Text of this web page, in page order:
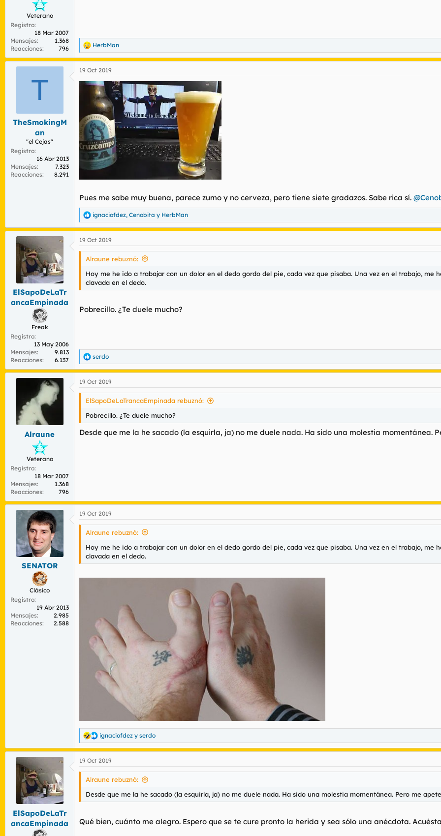
Veterano
Registro
18 Mar 2007
Mensajes
1.368
Reacciones
796
R
e
a
c
c
s
:
HerbMan
T
TheSmokingM
an
"el Cejas"
Registro
16 Abr 2013
Mensajes
7.323
Reacciones
8.291
19 Oct 2019
Pues me sabe muy buena, parece zumo y no cerveza, pero tiene siete gradazos. Sabe rica sí.
R
e
a
c
c
e
s
ignaciofdez, Cenobita y HerbMan
ElSapoDeLaTr
ancaEmpinada
Freak
Registro
13 May 2006
Mensajes
9.813
Reacciones
6.137
19 Oct 2019
Alraune rebuznó:
Hoy me he ido a trabajar con un dolor en el dedo gordo del pie, cada vez que pisaba. Una vez en el trabajo, me
clavada en el dedo.
Pobrecillo. ¿Te duele mucho?
R
e
a
c
c
e
s
serdo
Alraune
Veterano
Registro
18 Mar 2007
Mensajes
1.368
Reacciones
796
19 Oct 2019
ElSapoDeLaTrancaEmpinada rebuznó:
Pobrecillo. ¿Te duele mucho?
Desde que me la he sacado (la esquirla, ja) no me duele nada. Ha sido una molestia momentánea.
SENATOR
Clásico
Registro
19 Abr 2013
Mensajes
2.985
Reacciones
2.588
19 Oct 2019
Alraune rebuznó:
Hoy me he ido a trabajar con un dolor en el dedo gordo del pie, cada vez que pisaba. Una vez en el trabajo, me
clavada en el dedo.
R
e
a
c
c
e
:
ignaciofdez y serdo
ElSapoDeLaTr
ancaEmpinada
19 Oct 2019
Alraune rebuznó:
Desde que me la he sacado (la esquirla, ja) no me duele nada. Ha sido una molestia momentánea. Pero me
Qué bien, cuánto me alegro. Espero que se te cure pronto la herida y sea sólo una anécdota.